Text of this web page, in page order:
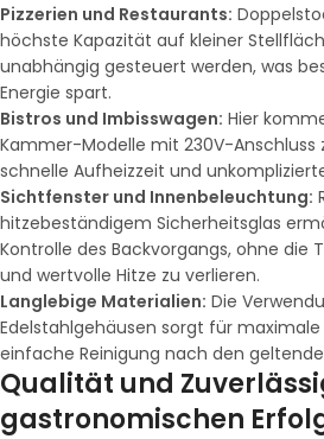
Pizzerien und Restaurants:
höchste Kapazität auf kleiner
unabhängig gesteuert werden, was
Energie spart.
Bistros und Imbisswagen: Hier
Kammer-Modelle mit 230V-Anschluss
schnelle Aufheizzeit und
Sichtfenster und Innenbeleuchtung:
hitzebeständigem Sicherheitsglas
Kontrolle des Backvorgangs, ohne die
und wertvolle Hitze zu verlieren.
Langlebige Materialien: Die
Edelstahlgehäusen sorgt für
einfache Reinigung nach den
Qualität und
gastronomischen